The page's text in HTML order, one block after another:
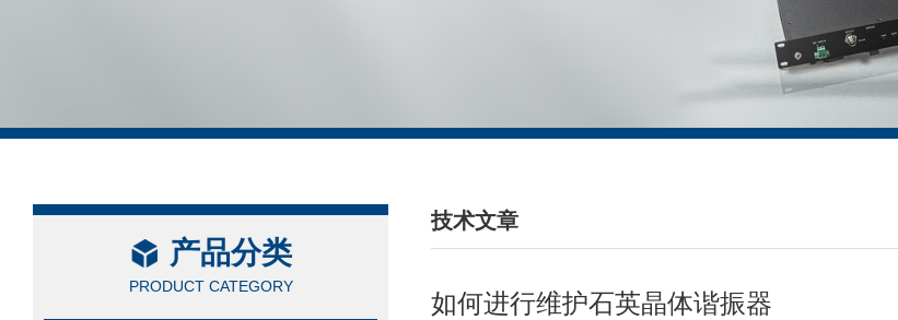
产品分类
PRODUCT CATEGORY
技术文章
/ TECHNICAL ARTICLES
如何进行维护石英晶体谐振器